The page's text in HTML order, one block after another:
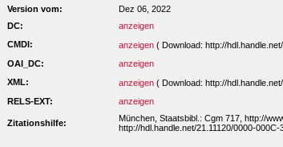
Version vom:
Dez 06, 2022
DC:
anzeigen
CMDI:
anzeigen ( Download: http://
OAI_DC:
anzeigen
XML:
anzeigen ( Download: http://
RELS-EXT:
anzeigen
Zitationshilfe:
München, Staatsbibl.: Cgm 717, http://
http://hdl.handle.net/21.11120/0000-000C-